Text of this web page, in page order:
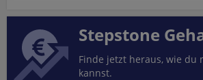
Stepstone
Finde jetzt heraus, wie du
kannst.